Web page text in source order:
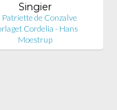
Singier
Patriette de Conzalve
Cordelia - Hans
Moestrup